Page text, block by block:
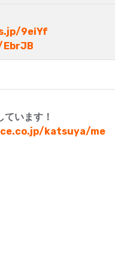
9eiYf
います！
katsuya/me